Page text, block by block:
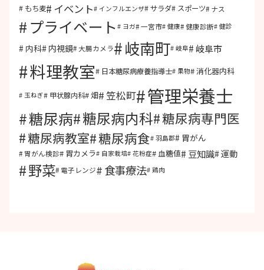
もち麦 イベント インフルエンザ サラダ スポーツ ナス
プライベート ヨガ 一宮市 健康 健康診断 健診
内科 内視鏡 大腸カメラ 岐南町 岐阜 岐阜市
料理教室 日本糖尿病療養指導士 果物 消化器内科
玉ねぎ 甲状腺内科 畑 笠松町 管理栄養士
糖尿病 糖尿病内科 糖尿病専門医
糖尿病教室 糖尿病食 羽島郡 胃がん
胃がん検診 胃カメラ 自家栽培 花粉症 血糖値 豆知識 運動
野菜 電子レンジ 食事療法 鶏肉